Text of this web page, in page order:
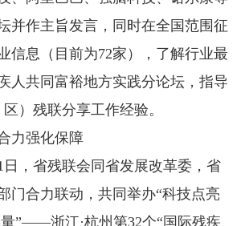
并作主旨发言，同时在全国范围征
信息（目前为72家），了解行业最
人共同富裕地方实践分论坛，指导
）残联分享工作经验。
力强化保障
日，省残联会同省发展改革委，省
门合力联动，共同举办“科技点亮
”——浙江·杭州第32个“国际残疾